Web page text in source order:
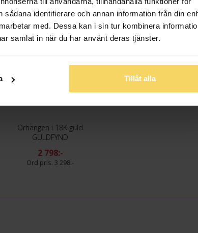
identifierare och annan information från din
med. Dessa kan i sin tur kombinera
samlat in när du har använt deras tjänster.
Tillåt alla
Örhängen i 18K guld
GULDFYND
2 798:-
3 298:-